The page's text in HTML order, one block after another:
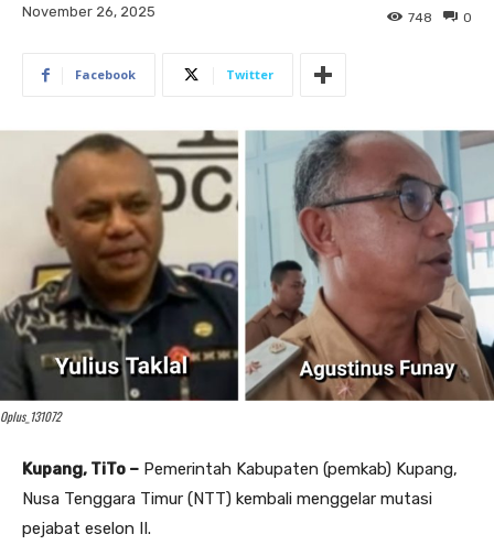
November 26, 2025 0
748
Facebook Twitter
Oplus_131072
Kupang, TiTo – Pemerintah Kabupaten (pemkab) Kupang,
Nusa Tenggara Timur (NTT) kembali menggelar mutasi
pejabat eselon II.